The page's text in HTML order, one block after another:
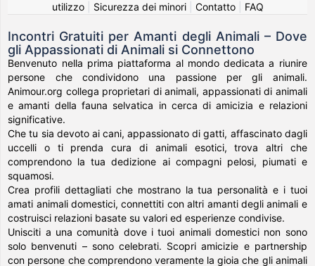
utilizzo| Sicurezza dei minori| Contatto| FAQ
Incontri Gratuiti per Amanti degli Animali – Dove
gli Appassionati di Animali si Connettono
Benvenuto nella prima piattaforma al mondo dedicata a riunire
persone che condividono una passione per gli animali.
Animour.org collega proprietari di animali, appassionati di animali
e amanti della fauna selvatica in cerca di amicizia e relazioni
significative.
Che tu sia devoto ai cani, appassionato di gatti, affascinato dagli
uccelli o ti prenda cura di animali esotici, trova altri che
comprendono la tua dedizione ai compagni pelosi, piumati e
squamosi.
Crea profili dettagliati che mostrano la tua personalità e i tuoi
amati animali domestici, connettiti con altri amanti degli animali e
costruisci relazioni basate su valori ed esperienze condivise.
Unisciti a una comunità dove i tuoi animali domestici non sono
solo benvenuti – sono celebrati. Scopri amicizie e partnership
con persone che comprendono veramente la gioia che gli animali